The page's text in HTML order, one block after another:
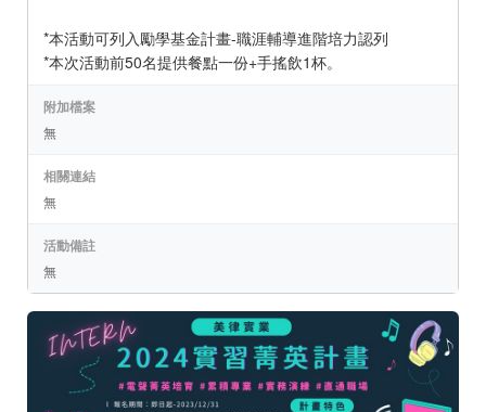
*本活動可列入勵學基金計畫-職涯輔導進階培力認列
*本次活動前50名提供餐點一份+手搖飲1杯。
附加檔案
無
相關連結
無
活動備註
無